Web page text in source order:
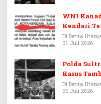
WNI
Kendari
Di Berita
31 Juli 2026
Polda
Kasus
Di Berita
26 Juli 2026